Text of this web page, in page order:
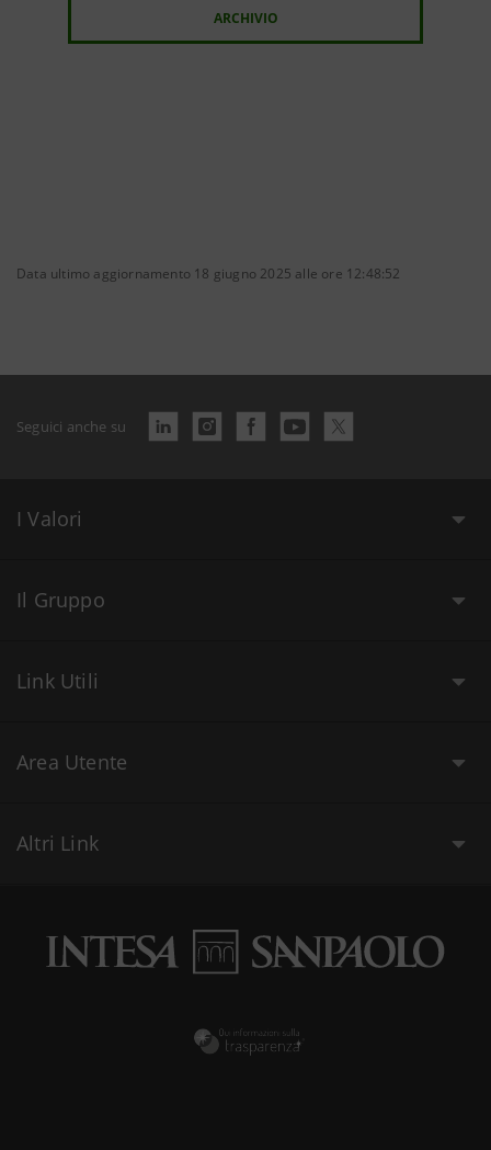
ARCHIVIO
Data ultimo aggiornamento 18 giugno 2025 alle ore 12:48:52
Seguici anche su
I Valori
Il Gruppo
Link Utili
Area Utente
Altri Link